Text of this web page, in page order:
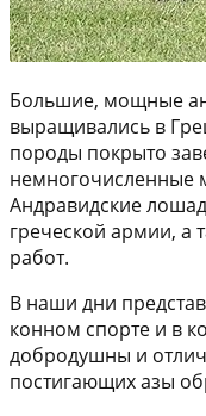
Большие, мощные
выращивались в
породы покрыто
немногочисленные
Андравидские
греческой армии, а
работ.
В наши дни
конном спорте и в
добродушны и
постигающих азы